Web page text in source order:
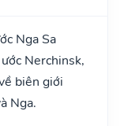
Nga Sa
Nerchinsk,
biên giới
Nga.